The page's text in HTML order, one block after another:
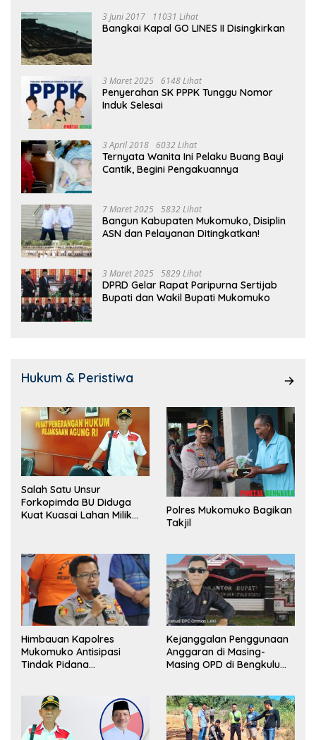
3 Juni 2017 11031 Lihat
Bangkai Kapal GO LINES II Disingkirkan
3 Maret 2025 6148 Lihat
Penyerahan SK PPPK Tunggu Nomor
Induk Selesai
3 April 2018 6032 Lihat
Ternyata Wanita Ini Pelaku Buang Bayi
Cantik, Begini Pengakuannya
7 Maret 2025 5832 Lihat
Bangun Kabupaten Mukomuko, Disiplin
ASN dan Pelayanan Ditingkatkan!
3 Maret 2025 5829 Lihat
DPRD Gelar Rapat Paripurna Sertijab
Bupati dan Wakil Bupati Mukomuko
Hukum & Peristiwa
Salah Satu Unsur
Forkopimda BU Diduga
Kuat Kuasai Lahan Milik
Polres Mukomuko Bagikan
Takjil
Himbauan Kapolres
Mukomuko Antisipasi
Tindak Pidana
Kejanggalan Penggunaan
Anggaran di Masing-
Masing OPD di Bengkulu